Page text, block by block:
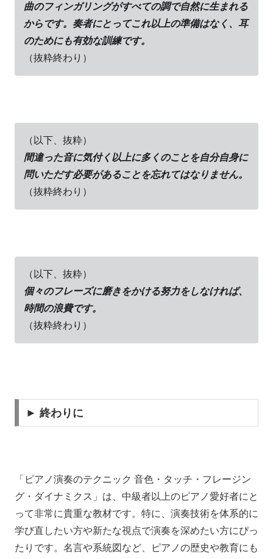
曲のフィンガリングがすべての調で自然に生まれる
からです。奏者にとってこれ以上の準備はなく、耳
のためにも有効な訓練です。
（抜粋終わり）
（以下、抜粋）
間違った音に気付く以上に多くのことを自分自身に
問いただす必要があることを忘れてはなりません。
（抜粋終わり）
（以下、抜粋）
個々のフレーズに磨きをかける努力をしなければ、
時間の浪費です。
（抜粋終わり）
► 終わりに
「ピアノ演奏のテクニック 音色・タッチ・フレージン
グ・ダイナミクス」は、中級者以上のピアノ愛好者にと
って非常に貴重な教材です。特に、演奏技術を体系的に
学び直したい方や新たな視点で演奏を深めたい方にぴっ
たりです。名言や系統図など、ピアノの歴史や教育にも